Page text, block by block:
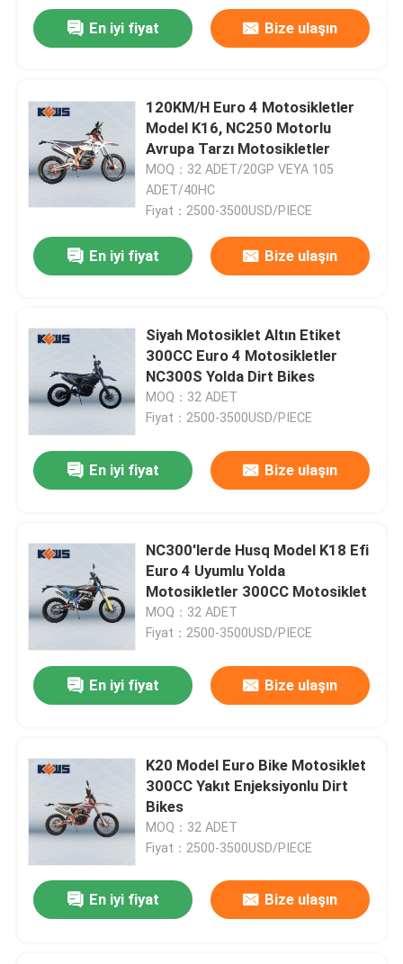
En iyi fiyat Bize ulaşın
120KM/H Euro 4 Motosikletler
Model K16, NC250 Motorlu
Avrupa Tarzı Motosikletler
MOQ：32 ADET/20GP VEYA 105
ADET/40HC
Fiyat：2500-3500USD/PIECE
En iyi fiyat Bize ulaşın
Siyah Motosiklet Altın Etiket
300CC Euro 4 Motosikletler
NC300S Yolda Dirt Bikes
MOQ：32 ADET
Fiyat：2500-3500USD/PIECE
En iyi fiyat Bize ulaşın
NC300'lerde Husq Model K18 Efi
Euro 4 Uyumlu Yolda
Motosikletler 300CC Motosiklet
MOQ：32 ADET
Fiyat：2500-3500USD/PIECE
En iyi fiyat Bize ulaşın
K20 Model Euro Bike Motosiklet
300CC Yakıt Enjeksiyonlu Dirt
Bikes
MOQ：32 ADET
Fiyat：2500-3500USD/PIECE
En iyi fiyat Bize ulaşın